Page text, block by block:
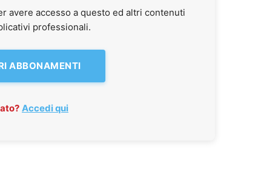
avere accesso a questo ed altri contenuti
professionali.
ABBONAMENTI
Accedi qui